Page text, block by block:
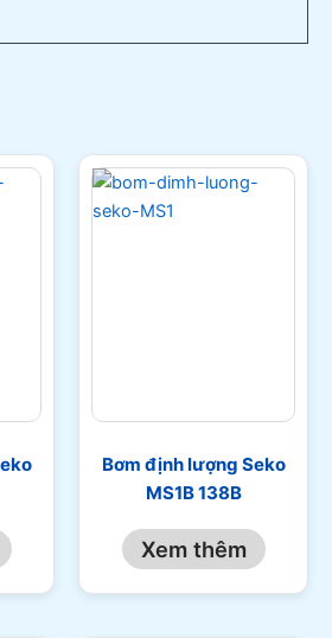
Bơm định lượng Seko
MS1B 138B
Xem thêm